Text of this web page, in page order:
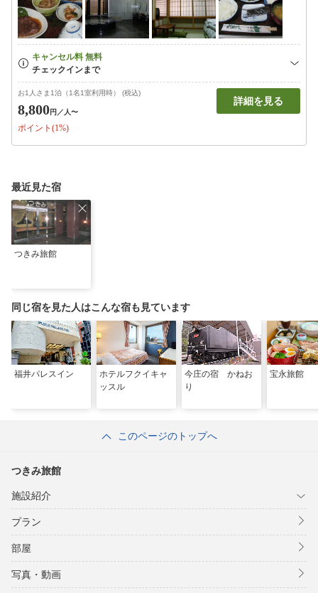
お1人さま1泊（1名1室利用時） (税込)
8,800円 ／人〜
ポイント(1%)
詳細を見る
最近見た宿
つきみ旅館
同じ宿を見た人はこんな宿も見ています
福井パレスイン
ホテルフクイキャ
ッスル
今庄の宿 かねお
り
宝永旅館
このページのトップへ
つきみ旅館
施設紹介
プラン
部屋
写真・動画